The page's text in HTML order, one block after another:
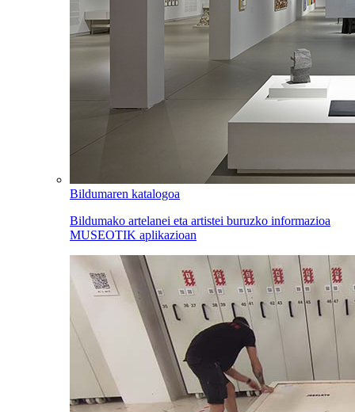
Bildumaren katalogoa
Bildumako artelanei eta artistei buruzko informazioa
MUSEOTIK aplikazioan